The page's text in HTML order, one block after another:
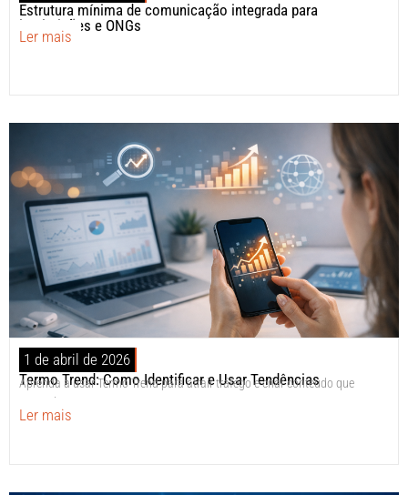
Estrutura mínima de comunicação integrada para
instituições e ONGs
Ler mais
1 de abril de 2026
Termo Trend: Como Identificar e Usar Tendências
Aprenda a usar Termo Trend para atrair tráfego e criar conteúdo que
ranqueia.
Ler mais